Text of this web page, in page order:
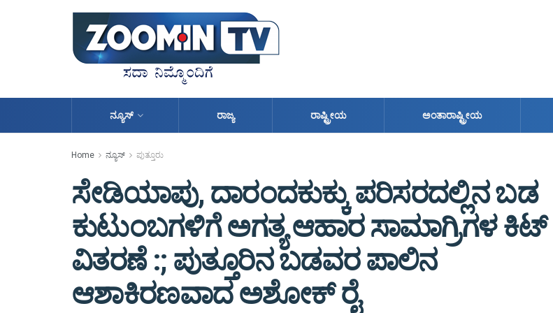
ನ್ಯೂಸ್ ರಾಜ್ಯ ರಾಷ್ಟ್ರೀಯ ಅಂತಾರಾಷ್ಟ್ರೀಯ
Home ನ್ಯೂಸ್ ಪುತ್ತೂರು
ಸೇಡಿಯಾಪು, ದಾರಂದಕುಕ್ಕು ಪರಿಸರದಲ್ಲಿನ ಬಡ
ಕುಟುಂಬಗಳಿಗೆ ಅಗತ್ಯ ಆಹಾರ ಸಾಮಾಗ್ರಿಗಳ ಕಿಟ್
ವಿತರಣೆ :; ಪುತ್ತೂರಿನ ಬಡವರ ಪಾಲಿನ
ಆಶಾಕಿರಣವಾದ ಅಶೋಕ್ ರೈ